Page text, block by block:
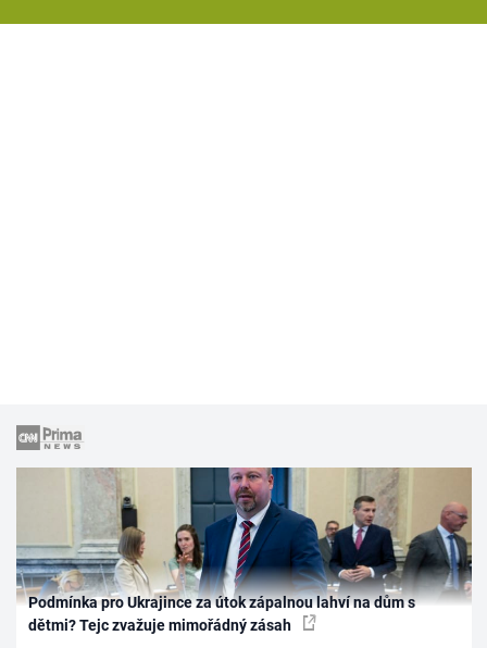
Podmínka pro Ukrajince za útok zápalnou lahví na dům s
dětmi? Tejc zvažuje mimořádný zásah